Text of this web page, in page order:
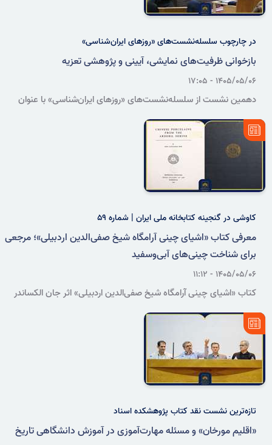
در چارچوب سلسله‌نشست‌های «روزهای ایران‌شناسی»
بازخوانی ظرفیت‌های نمایشی، آیینی و پژوهشی تعزیه
۱۴۰۵/۰۵/۰۶ - ۱۷:۰۵
دهمین نشست از سلسله‌نشست‌های «روزهای ایران‌شناسی» با عنوان
حضور جمعی از پژوهشگران و هنرمندان در سازمان اسناد و کتابخانه ملی
ایران برگزار شد.
کاوشی در گنجینه کتابخانه ملی ایران | شماره ۵۹
معرفی کتاب «اشیای چینی آرامگاه شیخ صفی‌الدین اردبیلی»؛ مرجعی
برای شناخت چینی‌های آبی‌وسفید
۱۴۰۵/۰۵/۰۶ - ۱۱:۱۲
کتاب «اشیای چینی آرامگاه شیخ صفی‌الدین اردبیلی» اثر جان الکساندر
یکی از منابع مرجع برای شناخت تاریخ ساخت و تزیین چینی‌های
دوره‌های یوان و مینگ به شمار می‌رود.
تازه‌ترین نشست نقد کتاب پژوهشکده اسناد
«اقلیم مورخان» و مسئله مهارت‌آموزی در آموزش دانشگاهی تاریخ